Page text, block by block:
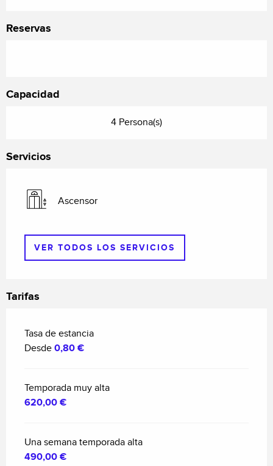
Reservas
Capacidad
4 Persona(s)
Servicios
Ascensor
VER TODOS LOS SERVICIOS
Tarifas
Tasa de estancia
Desde 0,80 €
Temporada muy alta
620,00 €
Una semana temporada alta
490,00 €